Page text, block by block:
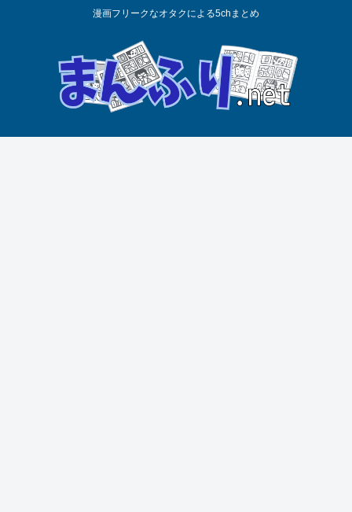
漫画フリークなオタクによる5chまとめ